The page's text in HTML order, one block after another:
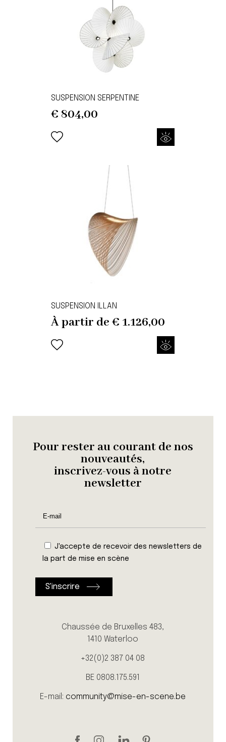
SUSPENSION SERPENTINE
€ 804,00
SUSPENSION ILLAN
À partir de€ 1.126,00
Pour rester au courant de nos
nouveautés,
inscrivez-vous à notre
newsletter
J'accepte de recevoir des newsletters de
la part de mise en scène
Chaussée de Bruxelles 483,
1410 Waterloo
+32(0)2 387 04 08
BE 0808.175.591
E-mail: community@mise-en-scene.be